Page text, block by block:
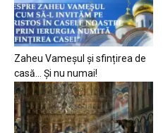
Zaheu Vameșul și sfințirea de
casă… Și nu numai!